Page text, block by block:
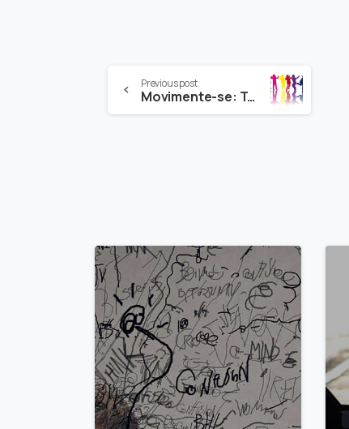
Continue
Reading
Previous post
Movimente-se: Terceiro Passo para Ficar Bem
-